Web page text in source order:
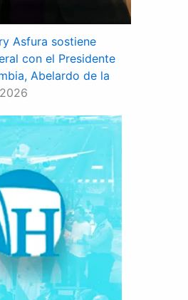
Asfura sostiene
con el Presidente
Abelardo de la